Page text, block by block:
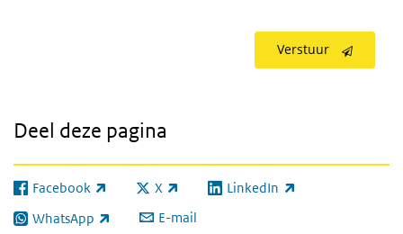
Verstuur
Deel deze pagina
Facebook
(externe link) X
(externe link) LinkedIn
(externe link)
WhatsApp
(externe link) E-mail